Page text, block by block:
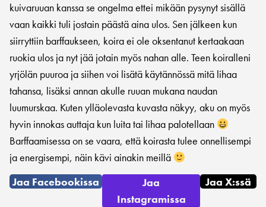
kuivaruuan kanssa se ongelma ettei mikään pysynyt sisällä
vaan kaikki tuli jostain päästä aina ulos. Sen jälkeen kun
siirryttiin barffaukseen, koira ei ole oksentanut kertaakaan
ruokia ulos ja nyt jää jotain myös nahan alle. Teen koiralleni
yrjölän puuroa ja siihen voi lisätä käytännössä mitä lihaa
tahansa, lisäksi annan akulle ruuan mukana naudan
luumurskaa. Kuten ylläolevasta kuvasta näkyy, aku on myös
hyvin innokas auttaja kun luita tai lihaa palotellaan
Barffaamisessa on se vaara, että koirasta tulee onnellisempi
ja energisempi, näin kävi ainakin meillä
Jaa Facebookissa
Jaa
Instagramissa
Jaa X:ssä